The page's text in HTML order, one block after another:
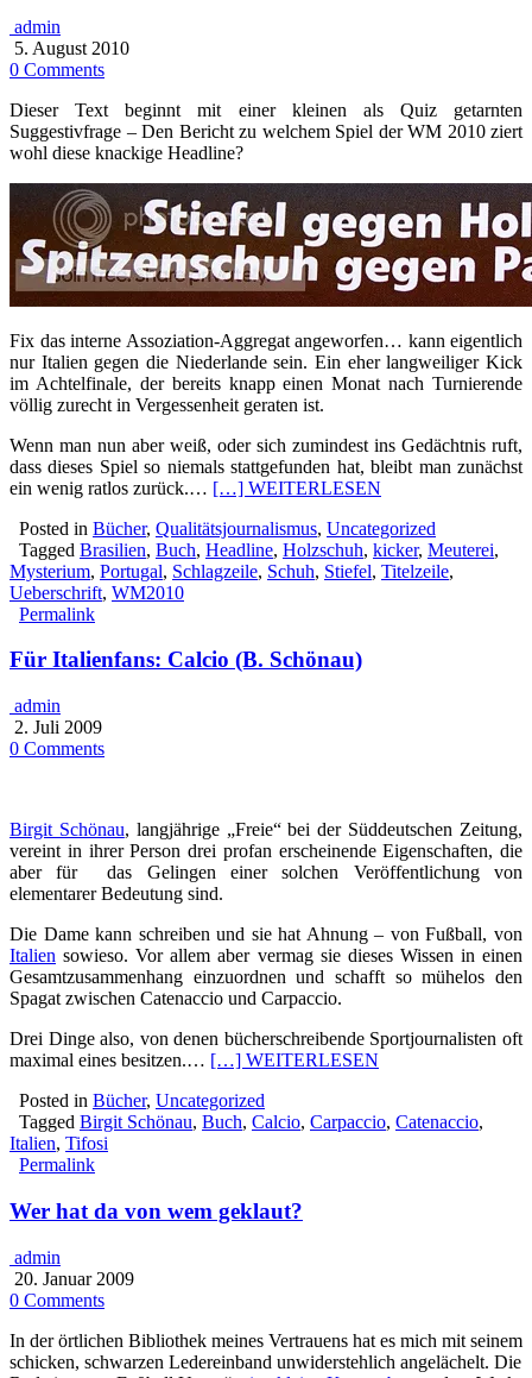
admin
5. August 2010
0 Comments
Dieser Text beginnt mit einer kleinen als Quiz getarnten
Suggestivfrage – Den Bericht zu welchem Spiel der WM 2010 ziert
wohl diese knackige Headline?
Fix das interne Assoziation-Aggregat angeworfen… kann eigentlich
nur Italien gegen die Niederlande sein. Ein eher langweiliger Kick
im Achtelfinale, der bereits knapp einen Monat nach Turnierende
völlig zurecht in Vergessenheit geraten ist.
Wenn man nun aber weiß, oder sich zumindest ins Gedächtnis ruft,
dass dieses Spiel so niemals stattgefunden hat, bleibt man zunächst
ein wenig ratlos zurück.… […] WEITERLESEN
Posted in Bücher, Qualitätsjournalismus, Uncategorized
Tagged Brasilien, Buch, Headline, Holzschuh, kicker, Meuterei,
Mysterium, Portugal, Schlagzeile, Schuh, Stiefel, Titelzeile,
Ueberschrift, WM2010
Permalink
Für Italienfans: Calcio (B. Schönau)
admin
2. Juli 2009
0 Comments
Birgit Schönau, langjährige „Freie“ bei der Süddeutschen Zeitung,
vereint in ihrer Person drei profan erscheinende Eigenschaften, die
aber für das Gelingen einer solchen Veröffentlichung von
elementarer Bedeutung sind.
Die Dame kann schreiben und sie hat Ahnung – von Fußball, von
Italien sowieso. Vor allem aber vermag sie dieses Wissen in einen
Gesamtzusammenhang einzuordnen und schafft so mühelos den
Spagat zwischen Catenaccio und Carpaccio.
Drei Dinge also, von denen bücherschreibende Sportjournalisten oft
maximal eines besitzen.… […] WEITERLESEN
Posted in Bücher, Uncategorized
Tagged Birgit Schönau, Buch, Calcio, Carpaccio, Catenaccio,
Italien, Tifosi
Permalink
Wer hat da von wem geklaut?
admin
20. Januar 2009
0 Comments
In der örtlichen Bibliothek meines Vertrauens hat es mich mit seinem
schicken, schwarzen Ledereinband unwiderstehlich angelächelt. Die